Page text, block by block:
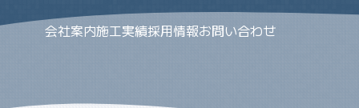
会社案内施工実績採用情報お問い合わせ